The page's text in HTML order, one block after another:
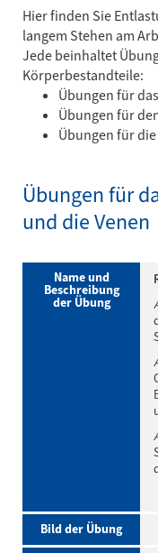
Hier finden Sie
langem Stehen am
Jede beinhaltet
Körperbestandteile:
Übungen für
Übungen für
Übungen für
Übungen für
und die Venen
Name und
Beschreibung
der Übung
Bild der Übung